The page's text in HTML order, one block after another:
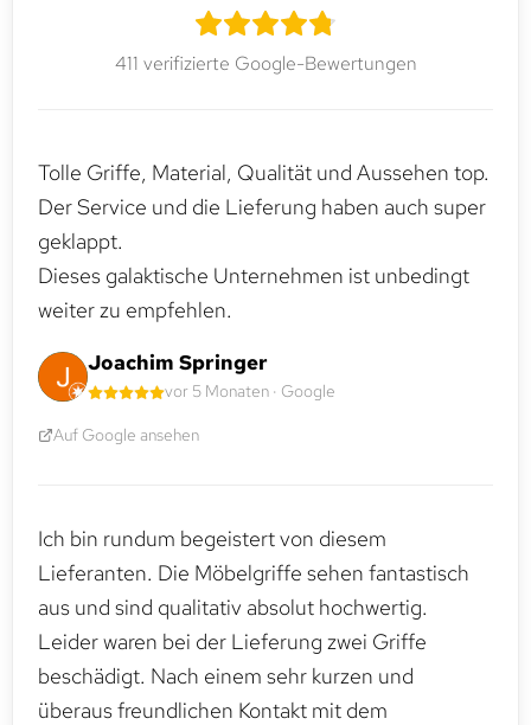
411 verifizierte Google-Bewertungen
Tolle Griffe, Material, Qualität und Aussehen top.
Der Service und die Lieferung haben auch super
geklappt.
Dieses galaktische Unternehmen ist unbedingt
weiter zu empfehlen.
Joachim Springer
vor 5 Monaten · Google
Auf Google ansehen
Ich bin rundum begeistert von diesem
Lieferanten. Die Möbelgriffe sehen fantastisch
aus und sind qualitativ absolut hochwertig.
Leider waren bei der Lieferung zwei Griffe
beschädigt. Nach einem sehr kurzen und
überaus freundlichen Kontakt mit dem